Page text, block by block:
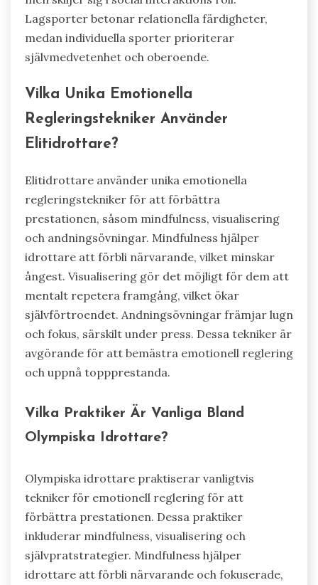
Lagsporter betonar relationella färdigheter,
medan individuella sporter prioriterar
självmedvetenhet och oberoende.
Vilka Unika Emotionella
Regleringstekniker Använder
Elitidrottare?
Elitidrottare använder unika emotionella
regleringstekniker för att förbättra
prestationen, såsom mindfulness, visualisering
och andningsövningar. Mindfulness hjälper
idrottare att förbli närvarande, vilket minskar
ångest. Visualisering gör det möjligt för dem att
mentalt repetera framgång, vilket ökar
självförtroendet. Andningsövningar främjar lugn
och fokus, särskilt under press. Dessa tekniker är
avgörande för att bemästra emotionell reglering
och uppnå toppprestanda.
Vilka Praktiker Är Vanliga Bland
Olympiska Idrottare?
Olympiska idrottare praktiserar vanligtvis
tekniker för emotionell reglering för att
förbättra prestationen. Dessa praktiker
inkluderar mindfulness, visualisering och
självpratstrategier. Mindfulness hjälper
idrottare att förbli närvarande och fokuserade,